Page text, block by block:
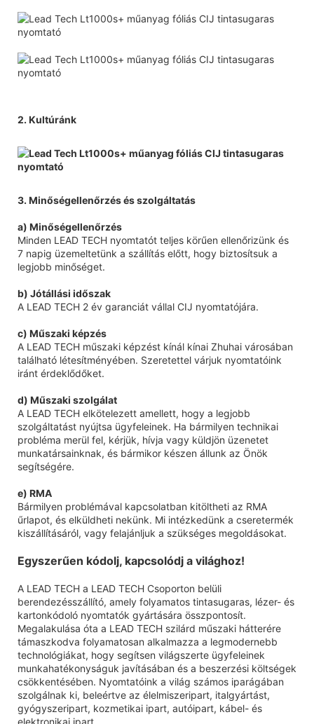
2. Kultúránk
3. Minőségellenőrzés és szolgáltatás
a) Minőségellenőrzés
Minden LEAD TECH nyomtatót teljes körűen ellenőrizünk és
7 napig üzemeltetünk a szállítás előtt, hogy biztosítsuk a
legjobb minőséget.
b) Jótállási időszak
A LEAD TECH 2 év garanciát vállal CIJ nyomtatójára.
c) Műszaki képzés
A LEAD TECH műszaki képzést kínál kínai Zhuhai városában
található létesítményében. Szeretettel várjuk nyomtatóink
iránt érdeklődőket.
d) Műszaki szolgálat
A LEAD TECH elkötelezett amellett, hogy a legjobb
szolgáltatást nyújtsa ügyfeleinek. Ha bármilyen technikai
probléma merül fel, kérjük, hívja vagy küldjön üzenetet
munkatársainknak, és bármikor készen állunk az Önök
segítségére.
e) RMA
Bármilyen problémával kapcsolatban kitöltheti az RMA
űrlapot, és elküldheti nekünk. Mi intézkedünk a cseretermék
kiszállításáról, vagy felajánljuk a szükséges megoldásokat.
Egyszerűen kódolj, kapcsolódj a világhoz!
A LEAD TECH a LEAD TECH Csoporton belüli
berendezésszállító, amely folyamatos tintasugaras, lézer- és
kartonkódoló nyomtatók gyártására összpontosít.
Megalakulása óta a LEAD TECH szilárd műszaki hátterére
támaszkodva folyamatosan alkalmazza a legmodernebb
technológiákat, hogy segítsen világszerte ügyfeleinek
munkahatékonyságuk javításában és a beszerzési költségek
csökkentésében. Nyomtatóink a világ számos iparágában
szolgálnak ki, beleértve az élelmiszeripart, italgyártást,
gyógyszeripart, kozmetikai ipart, autóipart, kábel- és
elektronikai ipart.